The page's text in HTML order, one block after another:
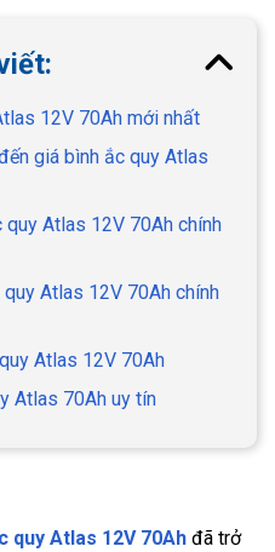
12V 70Ah mới nhất
giá bình ắc quy Atlas
Atlas 12V 70Ah chính
Atlas 12V 70Ah chính
Atlas 12V 70Ah
Atlas 70Ah uy tín
quy Atlas 12V 70Ah đã trở